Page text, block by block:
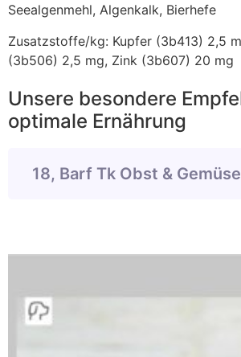
Seealgenmehl, Algenkalk, Bierhefe
Zusatzstoffe/kg: Kupfer (3b413) 2,5
(3b506) 2,5 mg, Zink (3b607) 20 mg
Unsere besondere
optimale Ernährung
18, Barf Tk Obst & Gemüse